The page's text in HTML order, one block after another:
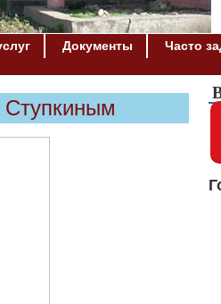
Документы Часто
Ступкиным